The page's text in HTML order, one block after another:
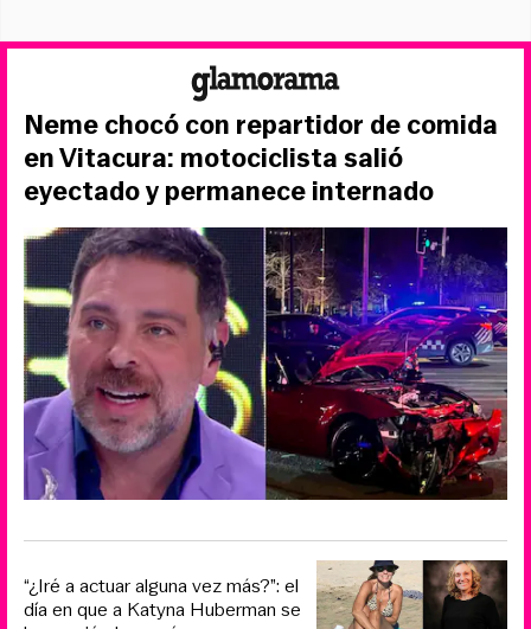
Neme chocó con repartidor de comida
en Vitacura: motociclista salió
eyectado y permanece internado
“¿Iré a actuar alguna vez más?”: el
día en que a Katyna Huberman se